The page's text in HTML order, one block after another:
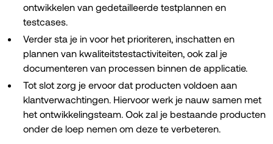
ontwikkelen van gedetailleerde testplannen en
testcases.
Verder sta je in voor het prioriteren, inschatten en
plannen van kwaliteitstestactiviteiten, ook zal je
documenteren van processen binnen de applicatie.
Tot slot zorg je ervoor dat producten voldoen aan
klantverwachtingen. Hiervoor werk je nauw samen met
het ontwikkelingsteam. Ook zal je bestaande producten
onder de loep nemen om deze te verbeteren.